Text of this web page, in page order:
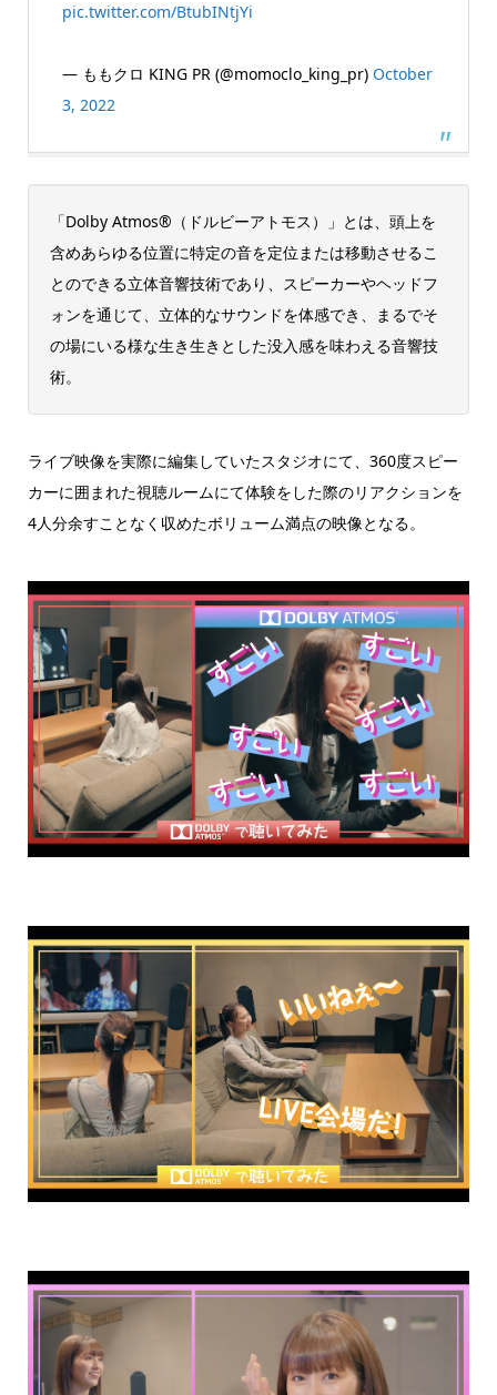
pic.twitter.com/BtubINtjYi
— ももクロ KING PR (@momoclo_king_pr) October
3, 2022
「Dolby Atmos®（ドルビーアトモス）」とは、頭上を
含めあらゆる位置に特定の音を定位または移動させるこ
とのできる立体音響技術であり、スピーカーやヘッドフ
ォンを通じて、立体的なサウンドを体感でき、まるでそ
の場にいる様な生き生きとした没入感を味わえる音響技
術。
ライブ映像を実際に編集していたスタジオにて、360度スピー
カーに囲まれた視聴ルームにて体験をした際のリアクションを
4人分余すことなく収めたボリューム満点の映像となる。